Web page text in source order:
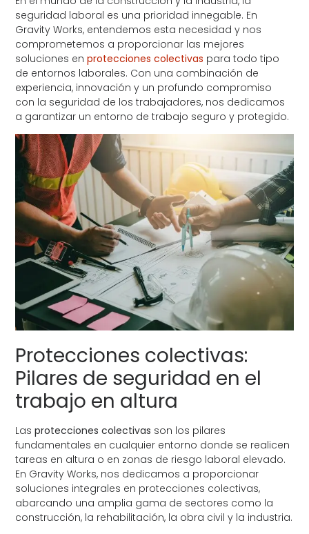
seguridad laboral es una prioridad innegable. En
Gravity Works, entendemos esta necesidad y nos
comprometemos a proporcionar las mejores
soluciones enprotecciones colectivas para todo tipo
de entornos laborales. Con una combinación de
experiencia, innovación y un profundo compromiso
con la seguridad de los trabajadores, nos dedicamos
a garantizar un entorno de trabajo seguro y protegido.
Protecciones colectivas:
Pilares de seguridad en el
trabajo en altura
Lasprotecciones colectivas son los pilares
fundamentales en cualquier entorno donde se realicen
tareas en altura o en zonas de riesgo laboral elevado.
En Gravity Works, nos dedicamos a proporcionar
soluciones integrales en protecciones colectivas,
abarcando una amplia gama de sectores como la
construcción, la rehabilitación, la obra civil y la industria.